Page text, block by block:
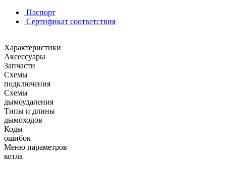
Паспорт
Сертификат соответствия
Характеристики
Аксессуары
Запчасти
Схемы
подключения
Схемы
дымоудаления
Типы и длины
дымоходов
Коды
ошибок
Меню параметров
котла